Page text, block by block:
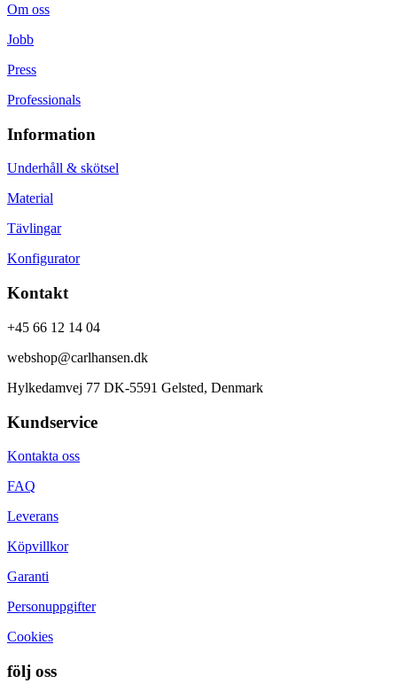
Om oss
Jobb
Press
Professionals
Information
Underhåll & skötsel
Material
Tävlingar
Konfigurator
Kontakt
+45 66 12 14 04
webshop@carlhansen.dk
Hylkedamvej 77 DK-5591 Gelsted, Denmark
Kundservice
Kontakta oss
FAQ
Leverans
Köpvillkor
Garanti
Personuppgifter
Cookies
följ oss